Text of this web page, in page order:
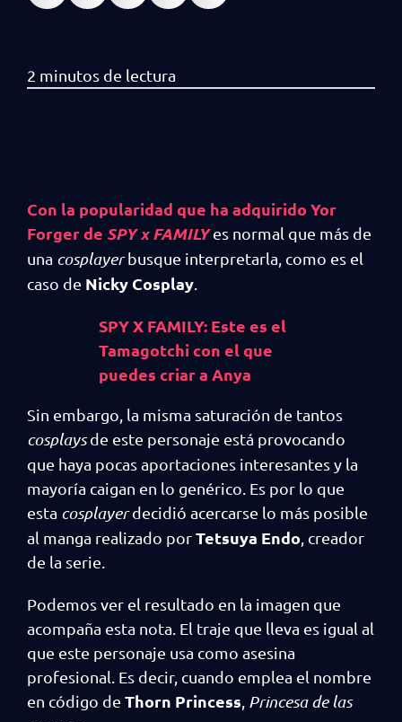
Con la popularidad que ha adquirido Yor
Forger de SPY x FAMILYes normal que más de
una cosplayerbusque interpretarla, como es el
caso de Nicky Cosplay
SPY X FAMILY: Este es el
Tamagotchi con el que
puedes criar a Anya
Sin embargo, la misma saturación de tantos
cosplaysde este personaje está provocando
que haya pocas aportaciones interesantes y la
mayoría caigan en lo genérico. Es por lo que
esta cosplayerdecidió acercarse lo más posible
al manga realizado porTetsuya Endo , creador
de la serie.
Podemos ver el resultado en la imagen que
acompaña esta nota. El traje que lleva es igual al
que este personaje usa como asesina
profesional. Es decir, cuando emplea el nombre
en código de Thorn Princess Princesa de las